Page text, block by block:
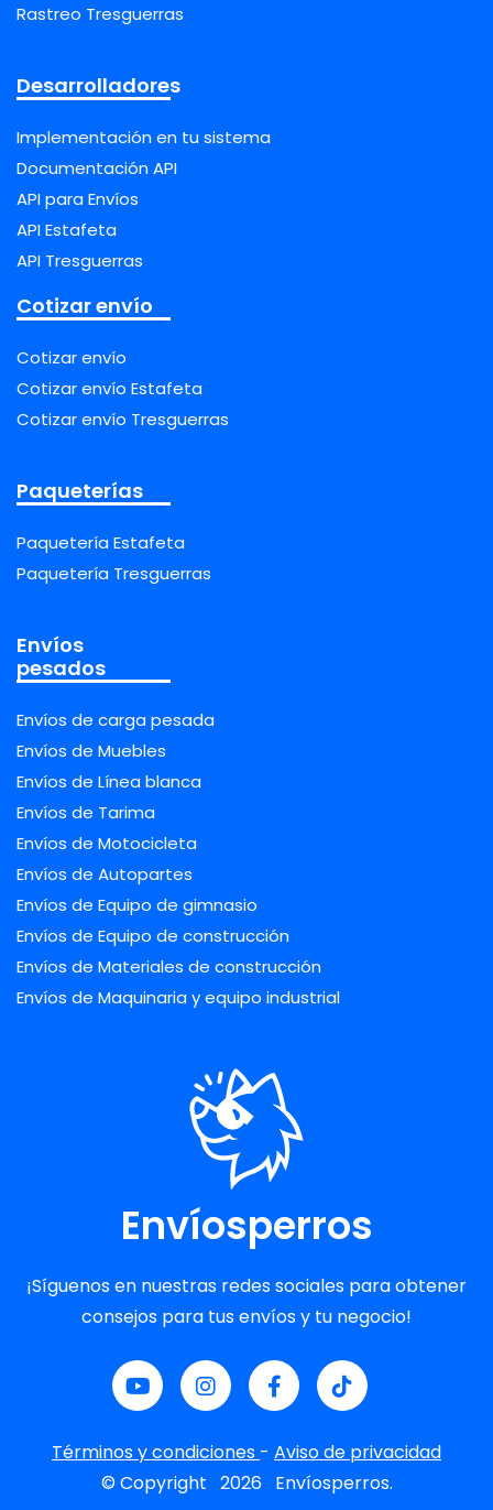
Rastreo Tresguerras
Desarrolladores
Implementación en tu sistema
Documentación API
API para Envíos
API Estafeta
API Tresguerras
Cotizar envío
Cotizar envío
Cotizar envío Estafeta
Cotizar envío Tresguerras
Paqueterías
Paquetería Estafeta
Paquetería Tresguerras
Envíos
pesados
Envíos de carga pesada
Envíos de Muebles
Envíos de Línea blanca
Envíos de Tarima
Envíos de Motocicleta
Envíos de Autopartes
Envíos de Equipo de gimnasio
Envíos de Equipo de construcción
Envíos de Materiales de construcción
Envíos de Maquinaria y equipo industrial
Envíosperros
¡Síguenos en nuestras redes sociales para obtener
consejos para tus envíos y tu negocio!
Términos y condiciones - Aviso de privacidad
© Copyright 2026 Envíosperros.